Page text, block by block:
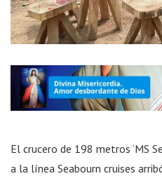
El crucero de 198 metros ‘MS
a la línea Seabourn cruises